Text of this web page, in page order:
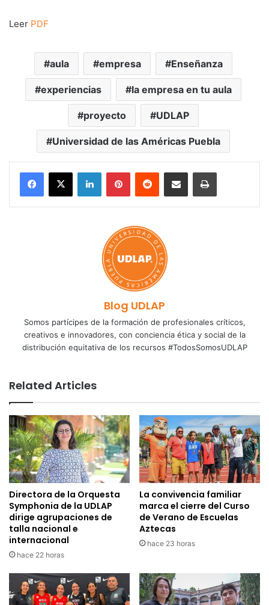
Leer PDF
aula empresa Enseñanza
experiencias la empresa en tu aula
proyecto UDLAP
Universidad de las Américas Puebla
LinkedInPinterestReddit Share via Email Print
Blog UDLAP
Somos partícipes de la formación de profesionales críticos,
creativos e innovadores, con conciencia ética y social de la
distribución equitativa de los recursos #TodosSomosUDLAP
Related Articles
Directora de la Orquesta
Symphonia de la UDLAP
dirige agrupaciones de
talla nacional e
internacional
hace 22 horas
La convivencia familiar
marca el cierre del Curso
de Verano de Escuelas
Aztecas
hace 23 horas